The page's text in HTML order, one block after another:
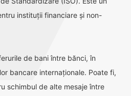
instituții financiare și non-
de bani între bănci, în
bancare internaționale. Poate fi,
schimbul de alte mesaje între